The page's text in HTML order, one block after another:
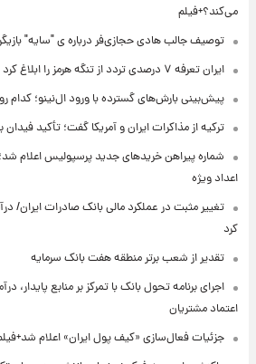
می‌کند؟+فیلم
توصیف جالب هادی حجازی‌فر درباره ی "سایه"
ایران تعرفه ۷ درصدی تردد از تنگه هرمز را ابلاغ کرد
پیش‌بینی بارش‌های گسترده با ورود ال‌نینو؛ کدام
ترکیه از مذاکرات ایران و آمریکا گفت؛ تأکید
شماره پیراهن خریدهای جدید پرسپولیس اعلام
اعداد ویژه
کرد
تقدیر از شعب برتر منطقه هفت بانک سرمایه
اجرای برنامه تحول بانک با تمرکز بر منابع پایدار،
اعتماد مشتریان
جزئیات فعال‌سازی «کیف پول ایران» اعلام